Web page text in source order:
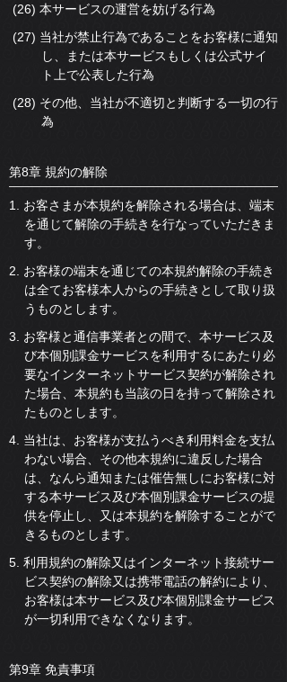
(26) 本サービスの運営を妨げる行為
(27) 当社が禁止行為であることをお客様に通知
し、または本サービスもしくは公式サイ
ト上で公表した行為
(28) その他、当社が不適切と判断する一切の行
為
第8章 規約の解除
1. お客さまが本規約を解除される場合は、端末
を通じて解除の手続きを行なっていただきま
す。
2. お客様の端末を通じての本規約解除の手続き
は全てお客様本人からの手続きとして取り扱
うものとします。
3. お客様と通信事業者との間で、本サービス及
び本個別課金サービスを利用するにあたり必
要なインターネットサービス契約が解除され
た場合、本規約も当該の日を持って解除され
たものとします。
4. 当社は、お客様が支払うべき利用料金を支払
わない場合、その他本規約に違反した場合
は、なんら通知または催告無しにお客様に対
する本サービス及び本個別課金サービスの提
供を停止し、又は本規約を解除することがで
きるものとします。
5. 利用規約の解除又はインターネット接続サー
ビス契約の解除又は携帯電話の解約により、
お客様は本サービス及び本個別課金サービス
が一切利用できなくなります。
第9章 免責事項